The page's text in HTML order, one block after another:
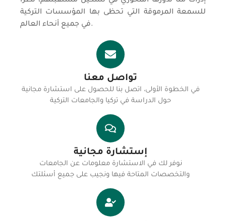
للسمعة المرموقة التي تحظى بها المؤسسات التركية
في جميع أنحاء العالم.
تواصل معنا
في الخطوة الأولى، اتصل بنا للحصول على استشارة مجانية
حول الدراسة في تركيا والجامعات التركية
إستشارة مجانية
نوفر لك في الاستشارة معلومات عن الجامعات
والتخصصات المتاحة فيها ونجيب على جميع أسئلتك